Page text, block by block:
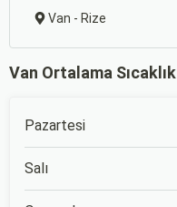
Van - Rize
Van Ortalama Sıcaklık
Pazartesi
Salı